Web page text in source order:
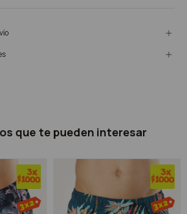
que te pueden interesar